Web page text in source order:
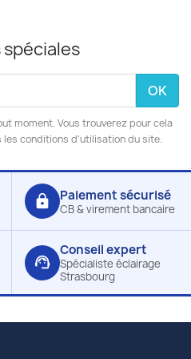
moment. Vous trouverez pour cela
conditions d'utilisation du site.
lock Paiement sécurisé
CB & virement bancaire
support_agent
Conseil expert
Spécialiste éclairage
Strasbourg